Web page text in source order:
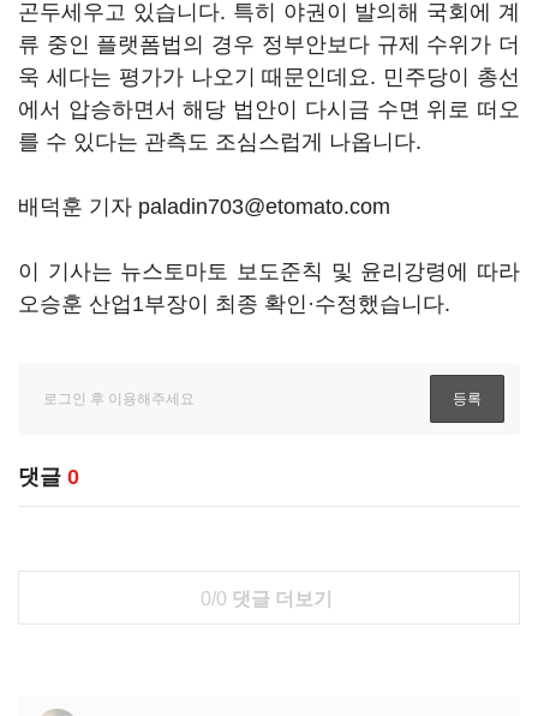
곤두세우고 있습니다. 특히 야권이 발의해 국회에 계
류 중인 플랫폼법의 경우 정부안보다 규제 수위가 더
욱 세다는 평가가 나오기 때문인데요. 민주당이 총선
에서 압승하면서 해당 법안이 다시금 수면 위로 떠오
를 수 있다는 관측도 조심스럽게 나옵니다.
배덕훈 기자 paladin703@etomato.com
이 기사는 뉴스토마토 보도준칙 및 윤리강령에 따라
오승훈 산업1부장이 최종 확인·수정했습니다.
댓글 0
0/0 댓글 더보기